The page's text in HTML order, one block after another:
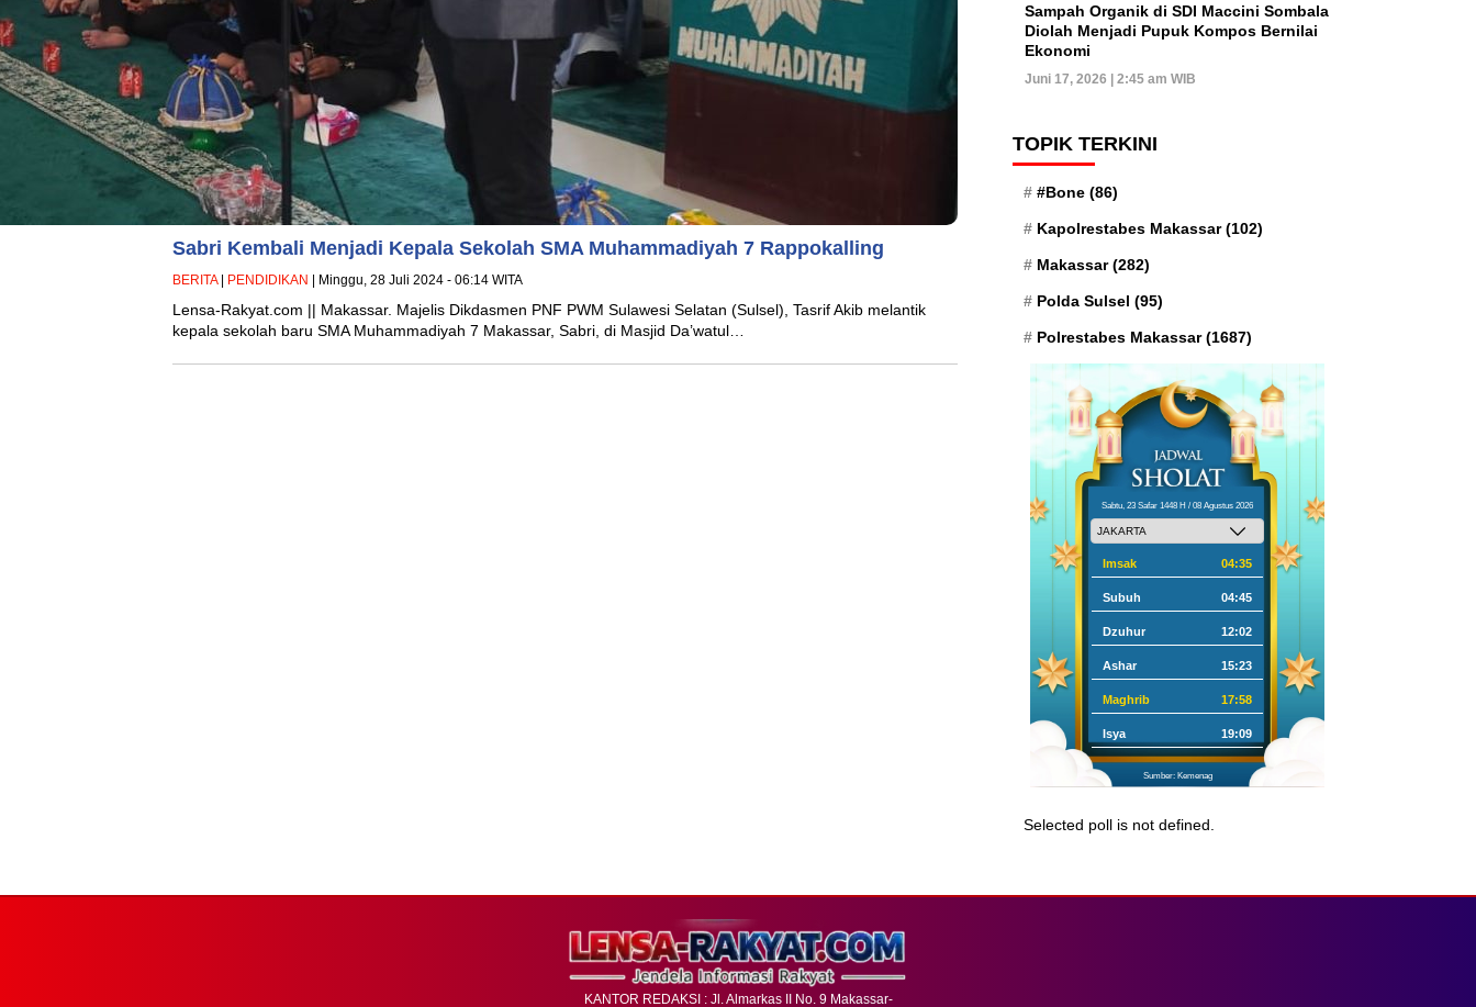
Sabri Kembali Menjadi Kepala Sekolah SMA Muhammadiyah 7 Rappokalling
BERITA| PENDIDIKAN | Minggu, 28 Juli 2024 - 06:14 WITA
Lensa-Rakyat.com || Makassar. Majelis Dikdasmen PNF PWM Sulawesi Selatan (Sulsel), Tasrif Akib melantik
kepala sekolah baru SMA Muhammadiyah 7 Makassar, Sabri, di Masjid Da’watul…
Sampah Organik di SDI Maccini Sombala
Diolah Menjadi Pupuk Kompos Bernilai
Ekonomi
Juni 17, 2026 | 2:45 am WIB
TOPIK TERKINI
#Bone (86)
Kapolrestabes Makassar(102)
Makassar(282)
Polda Sulsel (95)
Polrestabes Makassar(1687)
Sabtu, 23 Safar 1448 H / 08 Agustus 2026
Imsak 04:35
Subuh 04:45
Dzuhur 12:02
Ashar 15:23
Maghrib 17:58
Isya 19:09
Sumber: Kemenag
Selected poll is not defined.
KANTOR REDAKSI : Jl. Almarkas II No. 9 Makassar-